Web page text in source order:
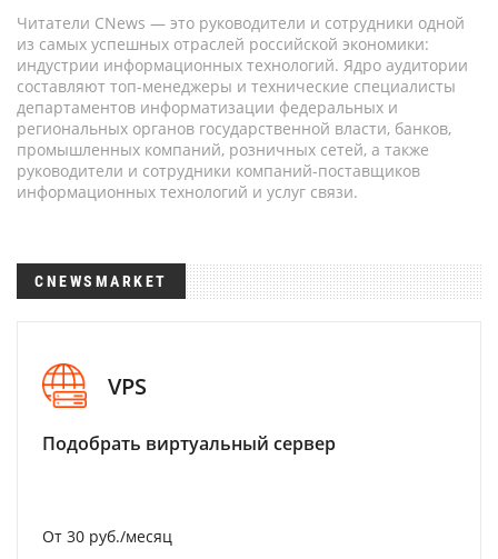
Читатели CNews — это руководители и сотрудники одной
из самых успешных отраслей российской экономики:
индустрии информационных технологий. Ядро аудитории
составляют топ-менеджеры и технические специалисты
департаментов информатизации федеральных и
региональных органов государственной власти, банков,
промышленных компаний, розничных сетей, а также
руководители и сотрудники компаний-поставщиков
информационных технологий и услуг связи.
CNEWSMARKET
VPS
Подобрать виртуальный сервер
От 30 руб./месяц